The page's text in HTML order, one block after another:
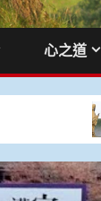
心之道